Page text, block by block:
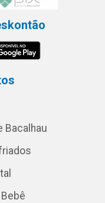
Bacalhau